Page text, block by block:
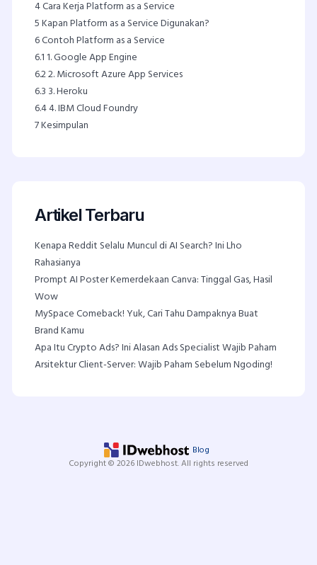
4Cara Kerja Platform as a Service
5Kapan Platform as a Service Digunakan?
6Contoh Platform as a Service
6.11. Google App Engine
6.22. Microsoft Azure App Services
6.3 3. Heroku
6.44. IBM Cloud Foundry
7Kesimpulan
Artikel Terbaru
Kenapa Reddit Selalu Muncul di AI Search? Ini Lho
Rahasianya
Prompt AI Poster Kemerdekaan Canva: Tinggal Gas, Hasil
Wow
MySpace Comeback! Yuk, Cari Tahu Dampaknya Buat
Brand Kamu
Apa Itu Crypto Ads? Ini Alasan Ads Specialist Wajib Paham
Arsitektur Client-Server: Wajib Paham Sebelum Ngoding!
Blog
Copyright © 2026 IDwebhost. All rights reserved